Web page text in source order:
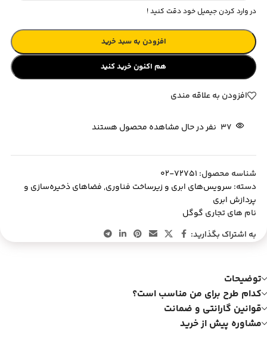
در وارد کردن جیمیل خود دقت کنید !
افزودن به سبد خرید
هم اکنون خرید کنید
افزودن به علاقه مندی
37 نفر در حال مشاهده محصول هستند
شناسه محصول: 72751-02
دسته: سرویس‌های ابری و زیرساخت فناوری,فضاهای ذخیره‌سازی و
پردازش ابری
نام های تجاری گوگل
به اشتراک بگذارید:
توضیحات
کدام طرح برای من مناسب است؟
قوانین گارانتی و ضمانت
مشاوره پیش از خرید